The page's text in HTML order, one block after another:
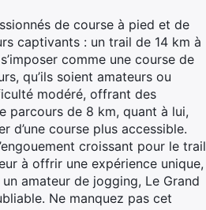
de course à pied et de
captivants : un trail de 14 km à
comme une course de
qu’ils soient amateurs ou
modéré, offrant des
parcours de 8 km, quant à lui,
d’une course plus accessible.
croissant pour le trail
à offrir une expérience unique,
amateur de jogging, Le Grand
Ne manquez pas cet